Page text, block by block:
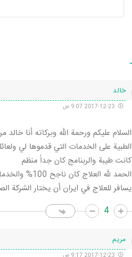
خالد
السلام عليكم ورحمة الله وبركاته أنا
الطبية على الخدمات التي قدموها لي
كانت طيبة والربنامج كان جداً منظم
الحمد لله
يسافر للعلاج في ايران أن يختار الشركة
4
مريم